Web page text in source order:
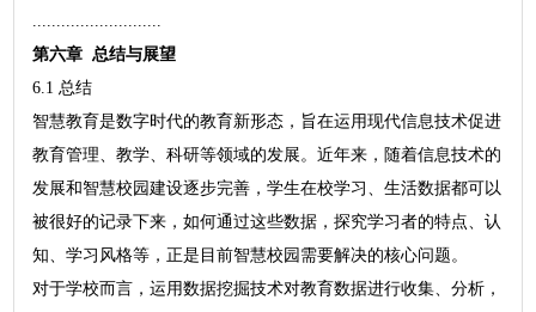
...........................
第六章 总结与展望
6.1 总结
智慧教育是数字时代的教育新形态，旨在运用现代信息技术促进
教育管理、教学、科研等领域的发展。近年来，随着信息技术的
发展和智慧校园建设逐步完善，学生在校学习、生活数据都可以
被很好的记录下来，如何通过这些数据，探究学习者的特点、认
知、学习风格等，正是目前智慧校园需要解决的核心问题。
对于学校而言，运用数据挖掘技术对教育数据进行收集、分析，